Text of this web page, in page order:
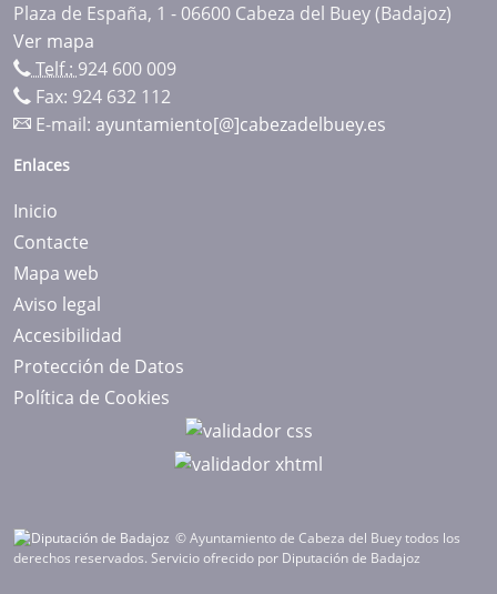
Plaza de España, 1 - 06600 Cabeza del Buey (Badajoz)
Ver mapa
Telf.: 924 600 009
Fax: 924 632 112
E-mail: ayuntamiento[@]cabezadelbuey.es
Enlaces
Inicio
Contacte
Mapa web
Aviso legal
Accesibilidad
Protección de Datos
Política de Cookies
© Ayuntamiento de Cabeza del Buey todos los
derechos reservados. Servicio ofrecido por Diputación de Badajoz